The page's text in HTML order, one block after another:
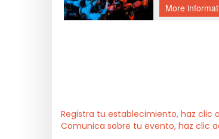
Registra tu establecimiento, haz clic
Comunica sobre tu evento, haz clic